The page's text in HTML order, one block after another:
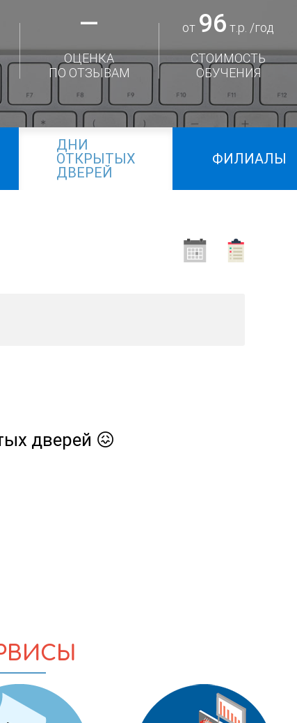
—
ОЦЕНКА
ПО ОТЗЫВАМ
от 96 т.р. /год
СТОИМОСТЬ
ОБУЧЕНИЯ
ДНИ
ОТКРЫТЫХ
ДВЕРЕЙ
ФИЛИАЛЫ
дверей 😖